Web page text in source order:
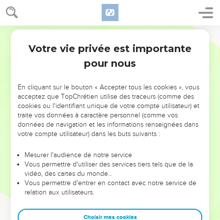
NE MANQUEZ PAS L’ÉVÉNEMENT
DE L’ANNÉE !
ET SI LEURS ERREURS POUVAIENT VOUS ÉVITER LES
VOTRES ?
leur foi ou leur vision. Mais on voit moins les doutes, les erreurs
et les saisons difficiles qu'ils ont traversés, alors même que ce
sont elles qui les ont façonnés.
Dans cette conférence, leaders, entrepreneurs, et responsables
clés pour avancer avec plus de sagesse afin que leurs erreurs
Votre vie privée est importante
pour nous
En cliquant sur le bouton « Accepter tous les cookies », vous
acceptez que TopChrétien utilise des traceurs (comme des
cookies ou l'identifiant unique de votre compte utilisateur) et
traite vos données à caractère personnel (comme vos
données de navigation et les informations renseignées dans
votre compte utilisateur) dans les buts suivants :
Mesurer l'audience de notre service
Vous permettre d'utiliser des services tiers tels que de la
vidéo, des cartes du monde…
Vous permettre d'entrer en contact avec notre service de
relation aux utilisateurs.
Choisir mes cookies